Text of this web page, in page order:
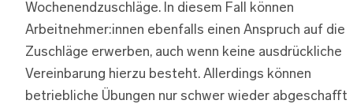
Wochenendzuschläge. In diesem Fall können
Arbeitnehmer:innen ebenfalls einen Anspruch auf die
Zuschläge erwerben, auch wenn keine ausdrückliche
Vereinbarung hierzu besteht. Allerdings können
betriebliche Übungen nur schwer wieder abgeschafft